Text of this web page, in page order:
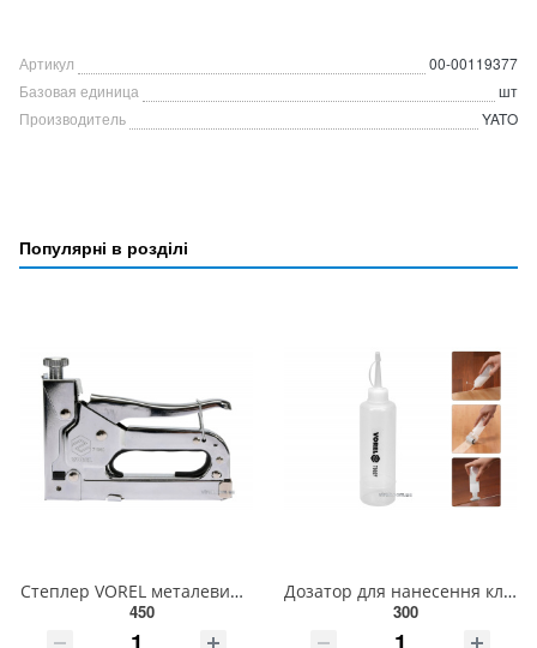
Артикул
00-00119377
Базовая единица
шт
Производитель
YATO
Популярні в розділі
Степлер VOREL металевий для скоб 4-14/11,2х1,2мм; півкруглі 10-12/ 6,3х1,2; цвяхів 10-12/ 2,0 [6/24]
450
Дозатор для нанесення клею VOREL; пластичний V=250 мл, зі змінними насадками [50] 78027
300